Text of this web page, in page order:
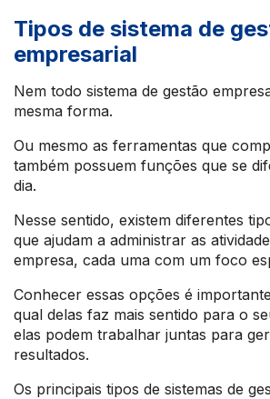
Tipos de sistema de
empresarial
Nem todo sistema de gestão
mesma forma.
Ou mesmo as ferramentas que
também possuem funções que se
dia.
Nesse sentido, existem diferentes
que ajudam a administrar as
empresa, cada uma com um foco
Conhecer essas opções é
qual delas faz mais sentido para o
elas podem trabalhar juntas para
resultados.
Os principais tipos de sistemas de